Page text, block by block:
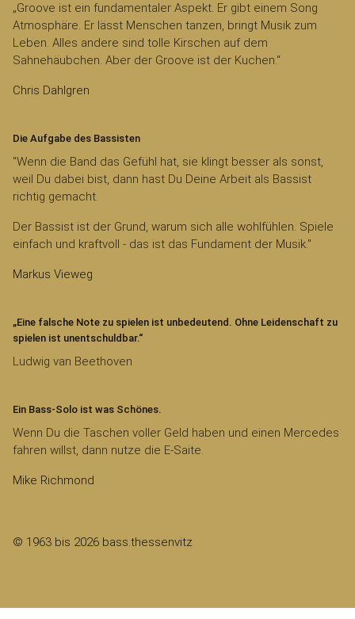
„Groove ist ein fundamentaler Aspekt. Er gibt einem Song
Atmosphäre. Er lässt Menschen tanzen, bringt Musik zum
Leben. Alles andere sind tolle Kirschen auf dem
Sahnehäubchen. Aber der Groove ist der Kuchen.“
Chris Dahlgren
Die Aufgabe des Bassisten
"Wenn die Band das Gefühl hat, sie klingt besser als sonst,
weil Du dabei bist, dann hast Du Deine Arbeit als Bassist
richtig gemacht.
Der Bassist ist der Grund, warum sich alle wohlfühlen. Spiele
einfach und kraftvoll - das ist das Fundament der Musik."
Markus Vieweg
„Eine falsche Note zu spielen ist unbedeutend. Ohne Leidenschaft zu
spielen ist unentschuldbar.“
Ludwig van Beethoven
Ein Bass-Solo ist was Schönes.
Wenn Du die Taschen voller Geld haben und einen Mercedes
fahren willst, dann nutze die E-Saite.
Mike Richmond
© 1963 bis 2026 bass.thessenvitz